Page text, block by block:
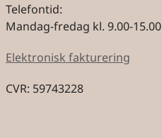
Telefontid:
Mandag-fredag kl. 9.00-15.00
Elektronisk fakturering
CVR: 59743228